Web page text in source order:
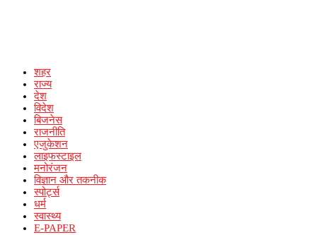
शहर
राज्य
देश
विदेश
बिजनेस
राजनीति
एजुकेशन
लाइफस्टाइल
मनोरंजन
विज्ञान और तकनीक
स्पोर्ट्स
धर्म
स्वास्थ्य
E-PAPER